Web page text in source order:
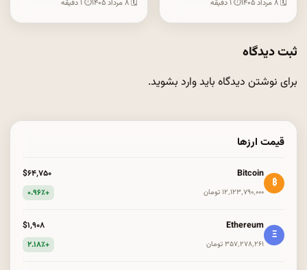
🗓 ۸ مرداد ۱۴۰۵ ⏱ ۱ دقیقه 🗓 ۸ مرداد ۱۴۰۵ ⏱ ۱ دقیقه
ثبت دیدگاه
برای نوشتن دیدگاه بایدوارد بشوید.
قیمت ارزها
₿
Bitcoin
۱۲٬۱۲۳٬۷۹۰٬۰۰۰ تومان
$۶۴٬۷۵۰
+۰.۹۶٪
Ξ
Ethereum
۳۵۷٬۲۷۸٬۲۶۱ تومان
$۱٬۹۰۸
+۲.۱۸٪